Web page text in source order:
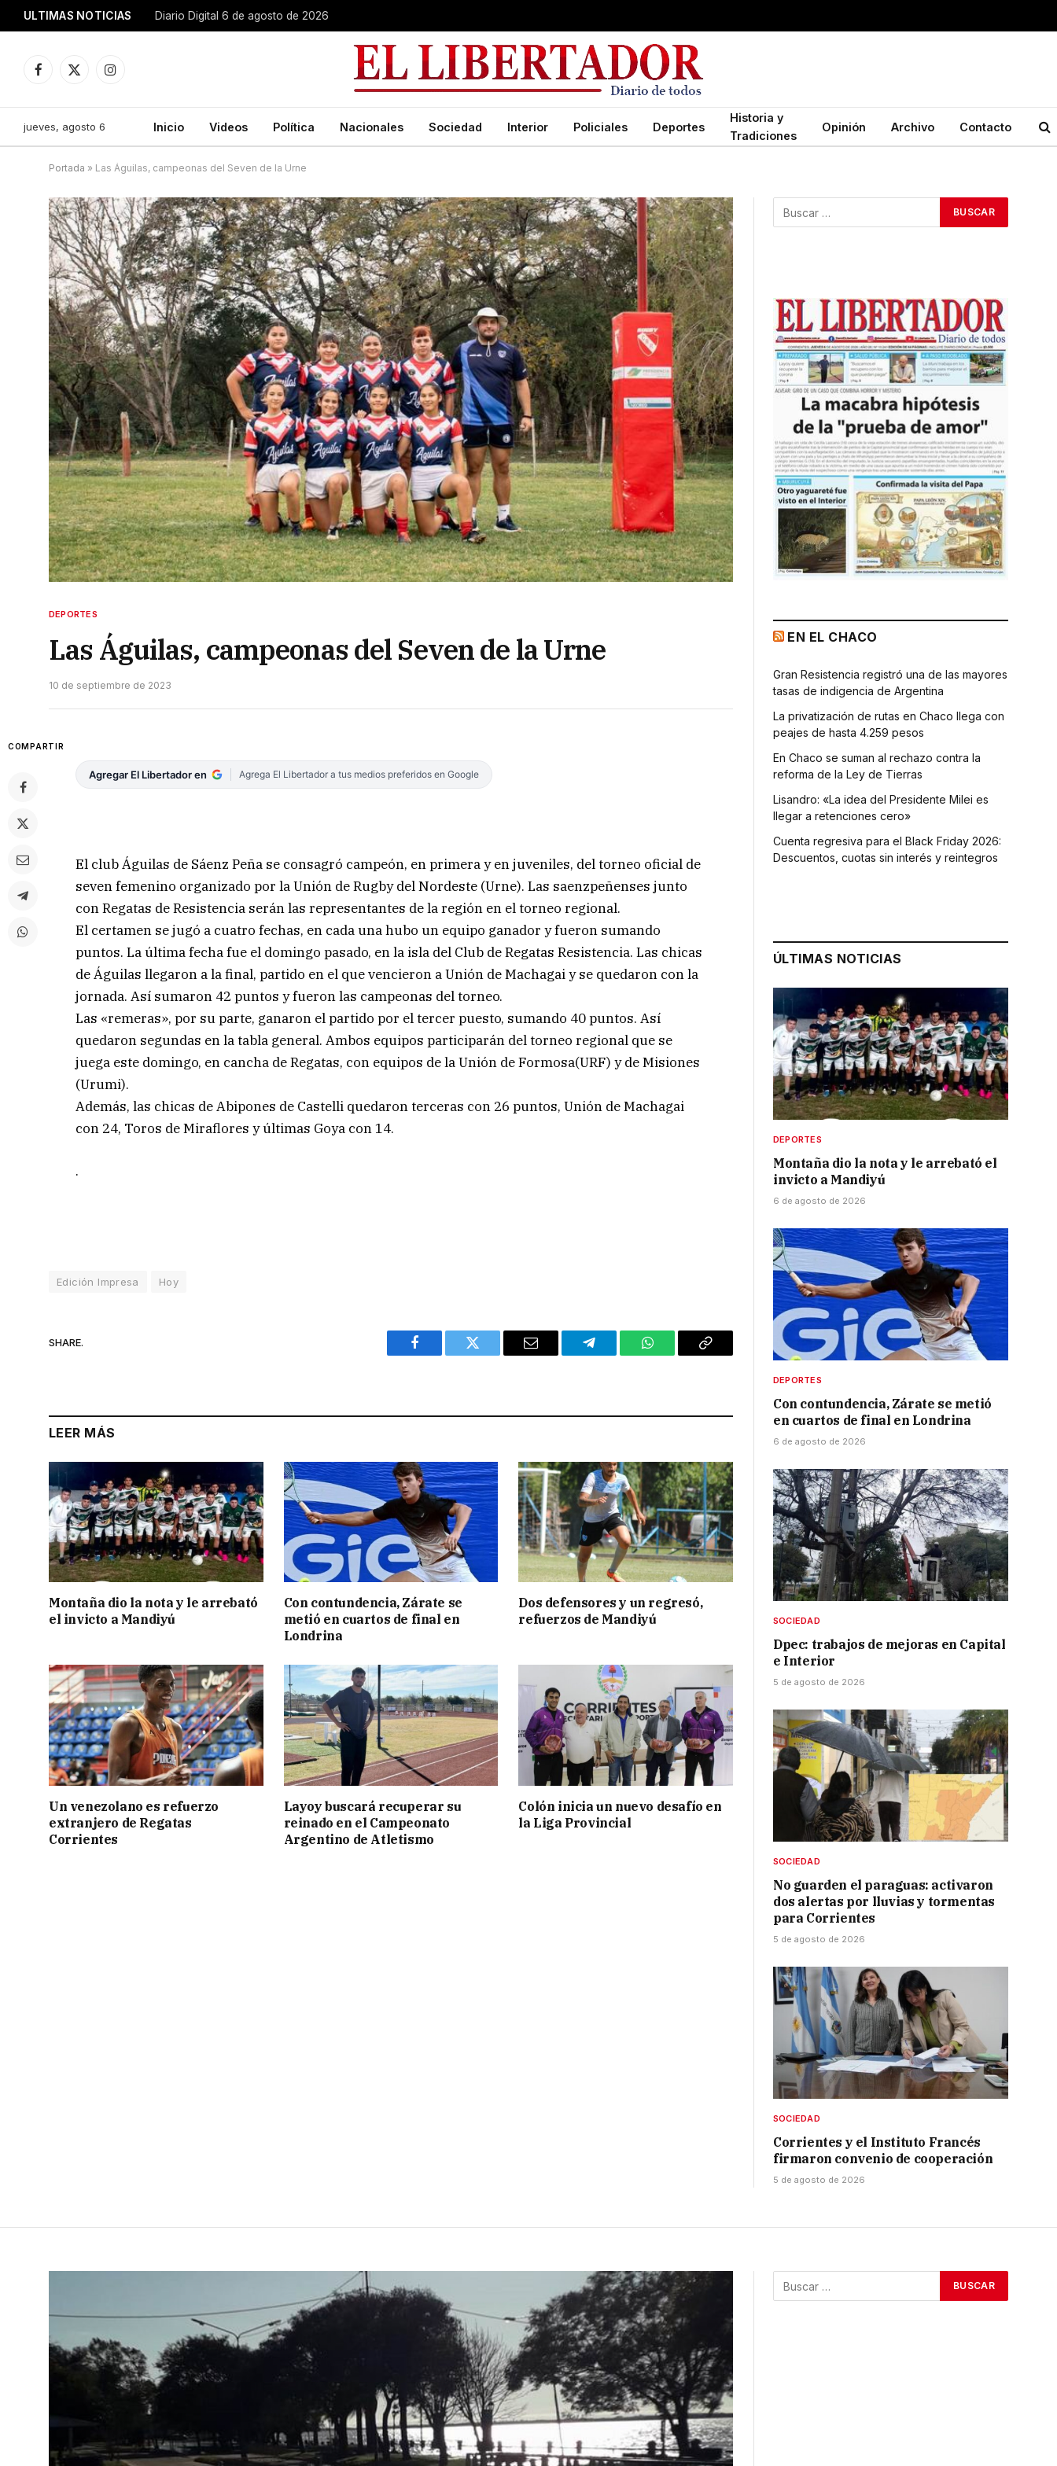
ULTIMAS NOTICIAS Diario Digital 6 de agosto de 2026
Facebook
X
Instagram
jueves, agosto 6 Inicio Videos Política Nacionales Sociedad Interior Policiales Deportes
Historia y
Tradiciones
Opinión Archivo Contacto
Portada » Las Águilas, campeonas del Seven de la Urne
DEPORTES
Las Águilas, campeonas del Seven de la Urne
10 de septiembre de 2023
COMPARTIR
Agregar El Libertador en Agrega El Libertador a tus medios preferidos en Google
El club Águilas de Sáenz Peña se consagró campeón, en primera y en juveniles, del torneo oficial de
seven femenino organizado por la Unión de Rugby del Nordeste (Urne). Las saenzpeñenses junto
con Regatas de Resistencia serán las representantes de la región en el torneo regional.
El certamen se jugó a cuatro fechas, en cada una hubo un equipo ganador y fueron sumando
puntos. La última fecha fue el domingo pasado, en la isla del Club de Regatas Resistencia. Las chicas
de Águilas llegaron a la final, partido en el que vencieron a Unión de Machagai y se quedaron con la
jornada. Así sumaron 42 puntos y fueron las campeonas del torneo.
Las «remeras», por su parte, ganaron el partido por el tercer puesto, sumando 40 puntos. Así
quedaron segundas en la tabla general. Ambos equipos participarán del torneo regional que se
juega este domingo, en cancha de Regatas, con equipos de la Unión de Formosa(URF) y de Misiones
(Urumi).
Además, las chicas de Abipones de Castelli quedaron terceras con 26 puntos, Unión de Machagai
con 24, Toros de Miraflores y últimas Goya con 14.
.
Edición Impresa Hoy
SHARE.
Facebook Twitter Email Telegram WhatsAppCopy
LEER MÁS
Montaña dio la nota y le arrebató
el invicto a Mandiyú
Con contundencia, Zárate se
metió en cuartos de final en
Londrina
Dos defensores y un regresó,
refuerzos de Mandiyú
Un venezolano es refuerzo
extranjero de Regatas
Corrientes
Layoy buscará recuperar su
reinado en el Campeonato
Argentino de Atletismo
Colón inicia un nuevo desafío en
la Liga Provincial
EN EL CHACO
Gran Resistencia registró una de las mayores
tasas de indigencia de Argentina
La privatización de rutas en Chaco llega con
peajes de hasta 4.259 pesos
En Chaco se suman al rechazo contra la
reforma de la Ley de Tierras
Lisandro: «La idea del Presidente Milei es
llegar a retenciones cero»
Cuenta regresiva para el Black Friday 2026:
Descuentos, cuotas sin interés y reintegros
ÚLTIMAS NOTICIAS
DEPORTES
Montaña dio la nota y le arrebató el
invicto a Mandiyú
6 de agosto de 2026
DEPORTES
Con contundencia, Zárate se metió
en cuartos de final en Londrina
6 de agosto de 2026
SOCIEDAD
Dpec: trabajos de mejoras en Capital
e Interior
5 de agosto de 2026
SOCIEDAD
No guarden el paraguas: activaron
dos alertas por lluvias y tormentas
para Corrientes
5 de agosto de 2026
SOCIEDAD
Corrientes y el Instituto Francés
firmaron convenio de cooperación
5 de agosto de 2026